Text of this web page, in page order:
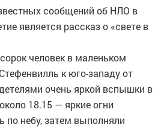
сообщений об НЛО в
является рассказ о «свете в
человек в маленьком
к юго-западу от
очень яркой вспышки в
18.15 — яркие огни
по небу, затем выполняли